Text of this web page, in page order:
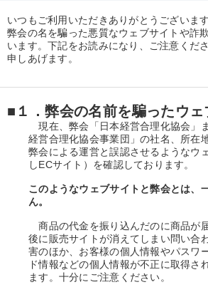
いつもご利用いただきありがとうございます
弊会の名を騙った悪質なウェブサイトや詐
います。下記をお読みになり、ご注意くだ
申しあげます。
■１．弊会の名前を騙ったウェ
現在、弊会「日本経営合理化協会」
経営合理化協会事業団」の社名、所在
弊会による運営と誤認させるようなウ
しECサイト）を確認しております。
このようなウェブサイトと弊会とは、
ん。
商品の代金を振り込んだのに商品が
後に販売サイトが消えてしまい問い合
害のほか、お客様の個人情報やパスワ
ド情報などの個人情報が不正に取得さ
ます。十分にご注意ください。